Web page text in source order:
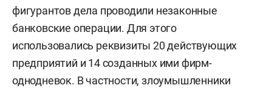
фигурантов дела проводили незаконные
банковские операции. Для этого
использовались реквизиты 20 действующих
предприятий и 14 созданных ими фирм-
однодневок. В частности, злоумышленники